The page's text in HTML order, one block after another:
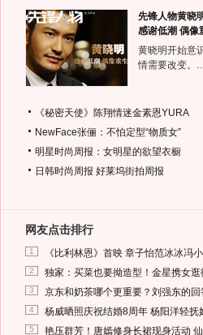
先锋人物黄晓
感谢低潮 偶像
黄晓明开始意
情需要改变
《秘密天使》陈翔情迷金素恩YURA
NewFace张俪：不怕定型“物质女”
明星时尚周报：女明星的欲望衣橱
日韩时尚周报 好莱坞街拍周报
网友点击排行
1 《比利林恩》首映 章子怡范冰冰冯
2 独家：买菜也要拗造型！金星携女逛
3 京东和奶茶哪个更重要？刘强东的回
4 杨威晒照庆祝结婚8周年 杨阳洋轻抚
5 艳压群芳！唐嫣修身长裙现身活动